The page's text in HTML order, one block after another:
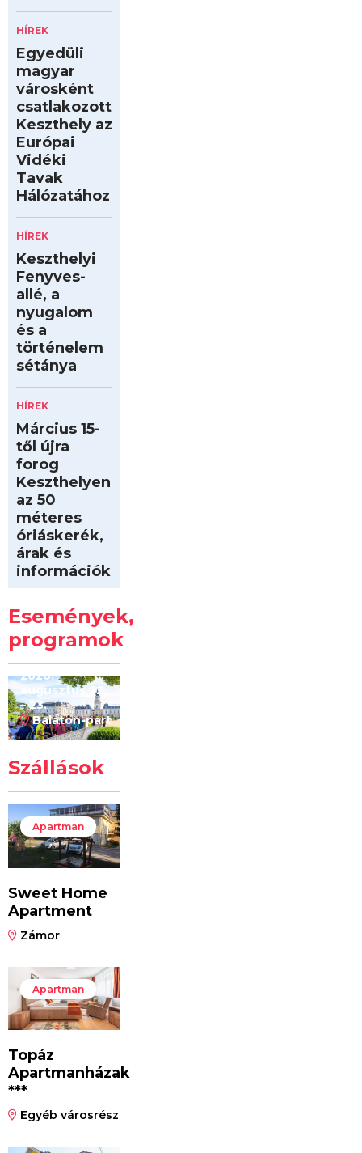
HÍREK
Egyedüli
magyar
városként
csatlakozott
Keszthely az
Európai
Vidéki
Tavak
Hálózatához
HÍREK
Keszthelyi
Fenyves-
allé, a
nyugalom
és a
történelem
sétánya
HÍREK
Március 15-
től újra
forog
Keszthelyen
az 50
méteres
óriáskerék,
árak és
információk
Események,
programok
Kilóméterek
2026
2026.
augusztus 22
– 23.
Balaton-part
Szállások
Apartman
Sweet Home
Apartment
Zámor
Apartman
Topáz
Apartmanházak
***
Egyéb városrész